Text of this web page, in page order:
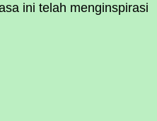
ini telah menginspirasi